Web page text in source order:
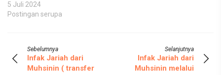
5 Juli 2024
Postingan serupa
Sebelumnya
Infak Jariah dari
Muhsinin ( transfer
Selanjutnya
Infak Jariah dari
Muhsinin melalui